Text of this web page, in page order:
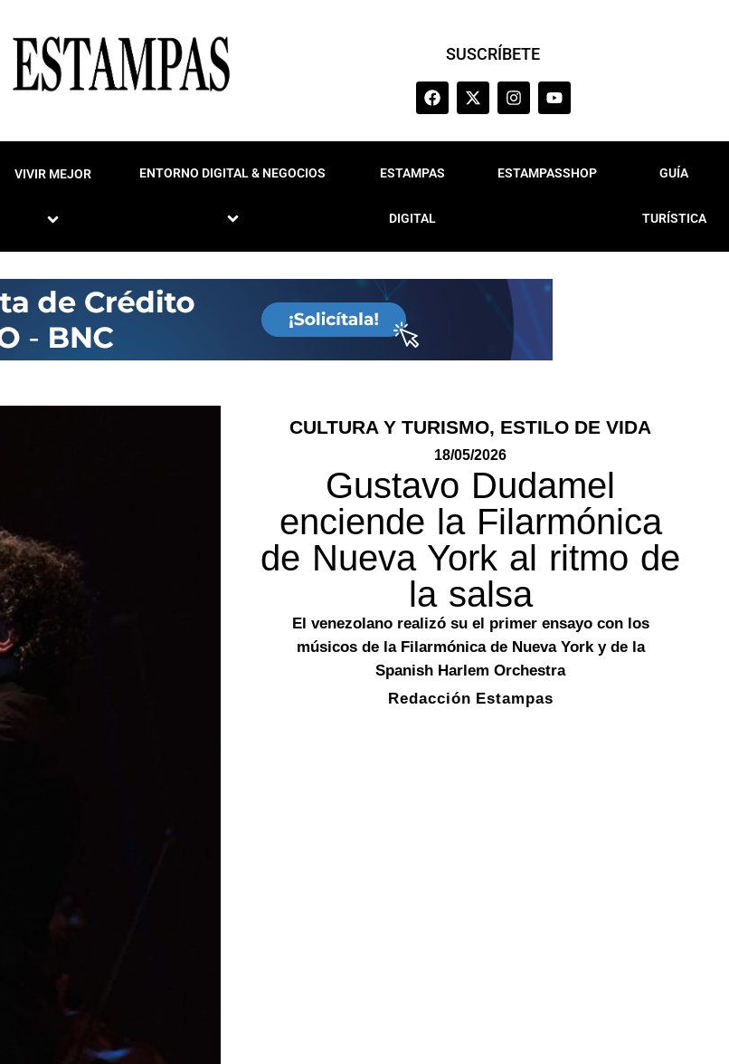
SUSCRÍBETE
VIVIR MEJOR ENTORNO DIGITAL & NEGOCIOS ESTAMPAS
DIGITAL
ESTAMPASSHOP GUÍA
TURÍSTICA
CULTURA Y TURISMO, ESTILO DE VIDA
18/05/2026
Gustavo Dudamel
enciende la Filarmónica
de Nueva York al ritmo de
la salsa
El venezolano realizó su el primer ensayo con los
músicos de la Filarmónica de Nueva York y de la
Spanish Harlem Orchestra
Redacción Estampas